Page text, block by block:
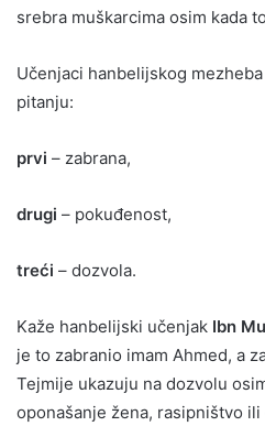
srebra muškarcima osim kada
Učenjaci hanbelijskog
pitanju:
prvi – zabrana,
drugi – pokuđenost,
treći – dozvola.
Kaže hanbelijski učenjak Ibn
je to zabranio imam Ahmed, a
Tejmije ukazuju na dozvolu
oponašanje žena, rasipništvo